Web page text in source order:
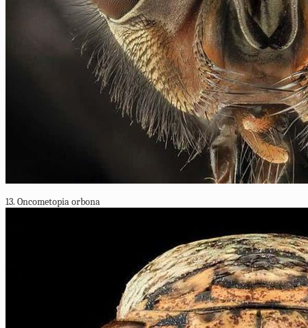
13. Oncometopia orbona